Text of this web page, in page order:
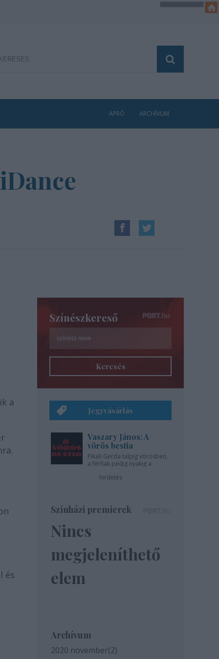
APRÓ ARCHÍVUM
a
és
Színészkereső
Keresés
Jegyvásárlás
Vaszary János: A
vörös bestia
Pikali Gerda talpig vörösben,
a férfiak pedig nyakig a
hirdetés
Színházi premierek
Nincs
megjeleníthető
elem
Archívum
2020 november(2)